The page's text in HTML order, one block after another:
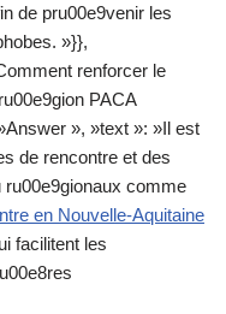
de pru00e9venir les
»}},
renforcer le
PACA
», »text »: »Il est
de rencontre et des
comme
en Nouvelle-Aquitaine
facilitent les